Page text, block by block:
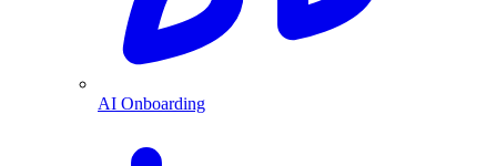
AI Onboarding